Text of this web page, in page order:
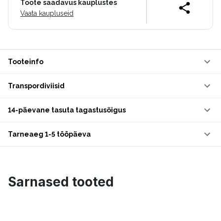
Toote saadavus kauplustes
Vaata kaupluseid
Tooteinfo
Transpordiviisid
14-päevane tasuta tagastusõigus
Tarneaeg 1-5 tööpäeva
Sarnased tooted